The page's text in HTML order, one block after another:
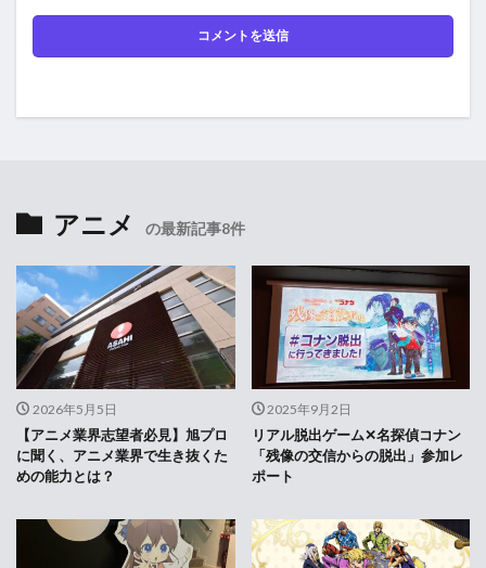
アニメ の最新記事8件
2026年5月5日
【アニメ業界志望者必見】旭プロ
に聞く、アニメ業界で生き抜くた
めの能力とは？
2025年9月2日
リアル脱出ゲーム✕名探偵コナン
「残像の交信からの脱出」参加レ
ポート